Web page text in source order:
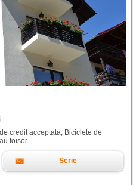
credit acceptata, Biciclete de
foisor
Scrie